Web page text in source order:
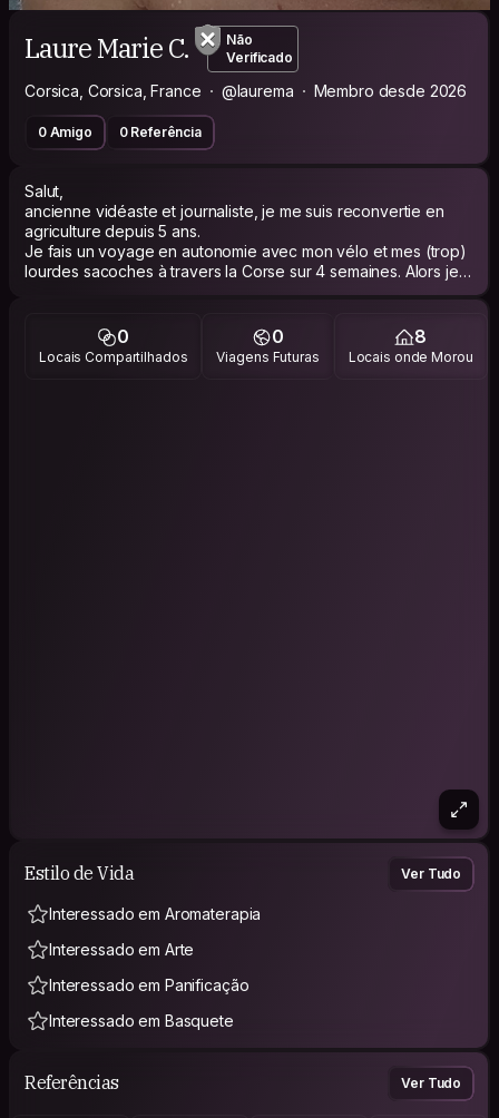
Laure Marie C.
Não
Verificado
Corsica, Corsica, France @laurema Membro desde 2026
0 Amigo 0 Referência
Salut,
ancienne vidéaste et journaliste, je me suis reconvertie en
agriculture depuis 5 ans.
Je fais un voyage en autonomie avec mon vélo et mes (trop)
lourdes sacoches à travers la Corse sur 4 semaines. Alors je
recherche de temps en temps un petit bout de canapé ou de
Hâte de se rencontrer et de se raconter ;)
Laure
0
Locais Compartilhados
0
Viagens Futuras
8
Locais onde Morou
Estilo de Vida Ver Tudo
Interessado em Aromaterapia
Interessado em Arte
Interessado em Panificação
Interessado em Basquete
Referências Ver Tudo